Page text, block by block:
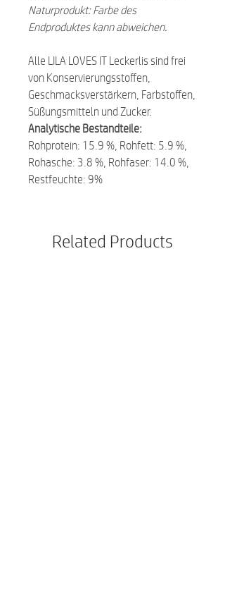
Naturprodukt: Farbe des
Endproduktes kann abweichen.
Alle LILA LOVES IT Leckerlis sind frei
von Konservierungsstoffen,
Geschmacksverstärkern, Farbstoffen,
Süßungsmitteln und Zucker.
Analytische Bestandteile:
Rohprotein: 15.9 %, Rohfett: 5.9 %,
Rohasche: 3.8 %, Rohfaser: 14.0 %,
Restfeuchte: 9%
Related Products